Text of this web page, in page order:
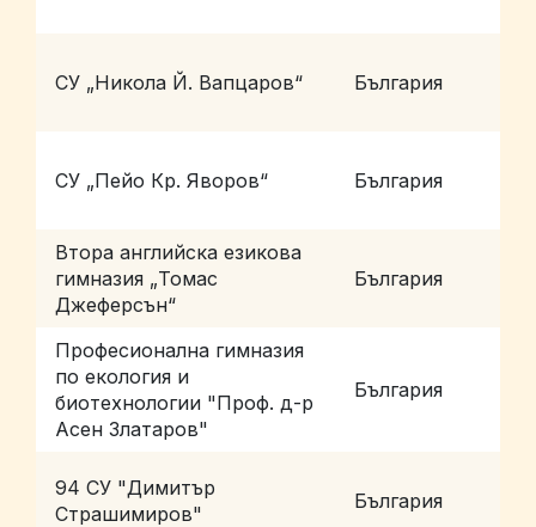
СУ „Никола Й. Вапцаров“ България
СУ „Пейо Кр. Яворов“ България
Втора английска езикова
гимназия „Томас
Джеферсън“
България
Професионална гимназия
по екология и
биотехнологии "Проф. д-р
Асен Златаров"
България
94 СУ "Димитър
Страшимиров"
България